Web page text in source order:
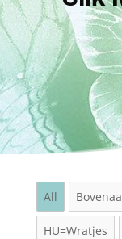
All
HU=Wratjes